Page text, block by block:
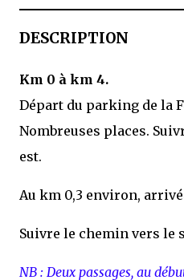
DESCRIPTION
Km 0 à km 4.
Départ du parking de la
Nombreuses places.
est.
Au km 0,3 environ,
Suivre le chemin vers le
NB : Deux passages, au